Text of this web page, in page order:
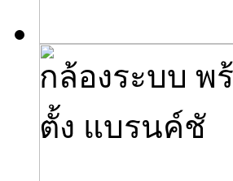
กล้องระบบ พ
ตั้ง แบรนค์ชั